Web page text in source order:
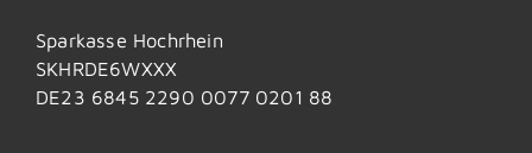
Sparkasse Hochrhein
SKHRDE6WXXX
DE23 6845 2290 0077 0201 88